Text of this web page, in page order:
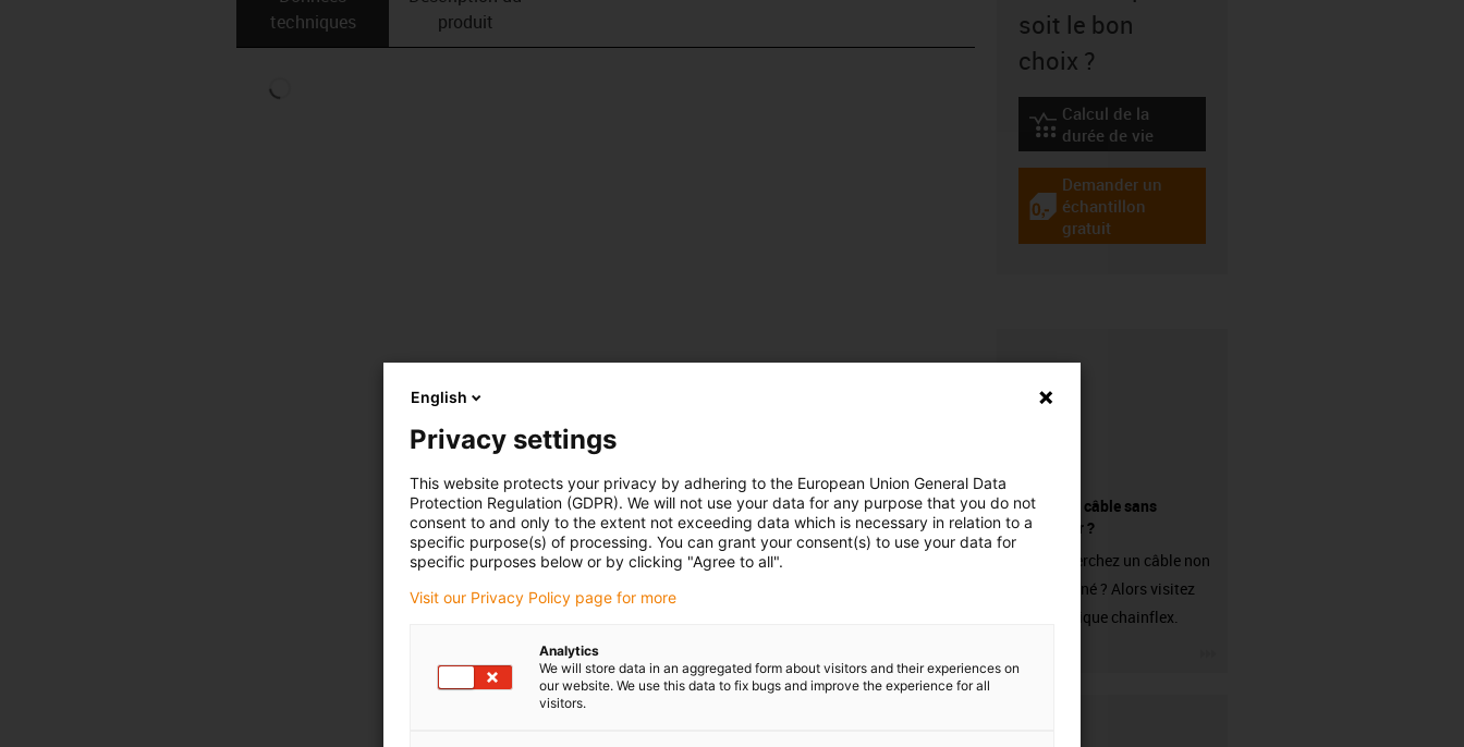
techniques
produit
soit le bon
choix ?
igus-icon-lebensdauerrechner
Calcul de la
durée de vie
igus-icon-gratismuster
Demander un
échantillon
gratuit
Acheter un câble sans
connecteur ?
Vous recherchez un câble non
confectionné ? Alors visitez
notre boutique chainflex.
English
Privacy settings
This website protects your privacy by adhering to the European Union General Data
Protection Regulation (GDPR). We will not use your data for any purpose that you do not
consent to and only to the extent not exceeding data which is necessary in relation to a
specific purpose(s) of processing. You can grant your consent(s) to use your data for
specific purposes below or by clicking "Agree to all".
Visit our Privacy Policy page for more
Analytics
We will store data in an aggregated form about visitors and their experiences on
our website. We use this data to fix bugs and improve the experience for all
visitors.